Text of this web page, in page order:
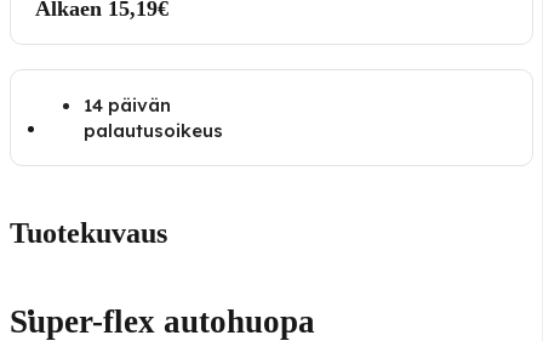
Alkaen 15,19€
14 päivän
palautusoikeus
Tuotekuvaus
Super-flex autohuopa